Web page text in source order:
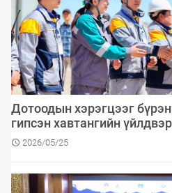
Дотоодын хэрэгцээг
гипсэн хавтангийн
2026/05/25